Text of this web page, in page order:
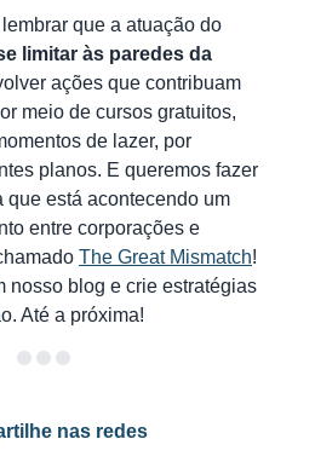
que a atuação do
limitar às paredes da
ações que contribuam
meio de cursos gratuitos,
de lazer, por
planos. E queremos fazer
que está acontecendo um
entre corporações e
The Great Mismatch!
nosso blog e crie estratégias
Até a próxima!
nas redes